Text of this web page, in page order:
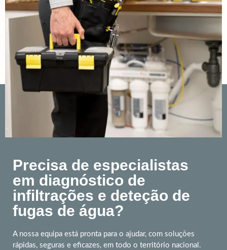
Precisa de especialistas
em diagnóstico de
infiltrações e deteção de
fugas de água?
A nossa equipa está pronta para o ajudar, com soluções
rápidas, seguras e eficazes, em todo o território nacional.